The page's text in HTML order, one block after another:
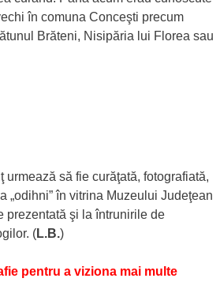
în comuna Conceşti precum
Brăteni, Nisipăria lui Florea sau
urmează să fie curăţată, fotografiată,
„odihni” în vitrina Muzeului Judeţean
prezentată şi la întrunirile de
(L.B.)
pentru a viziona mai multe